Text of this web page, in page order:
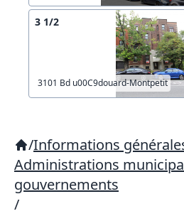
3 1/2
3101 Bd u00C9douard-Montpetit
/Informations
Administrations
gouvernements
/